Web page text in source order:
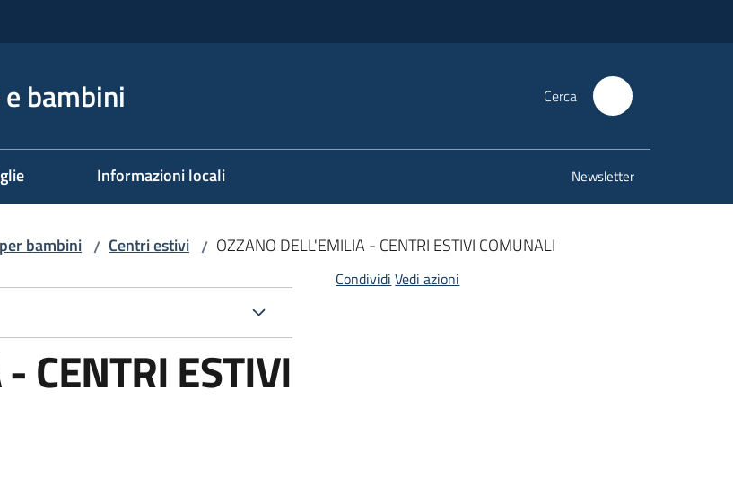
bambini Cerca
Informazioni locali Newsletter
bambini / Centri estivi / OZZANO DELL'EMILIA - CENTRI ESTIVI COMUNALI
CENTRI ESTIVI
Condividi Vedi azioni